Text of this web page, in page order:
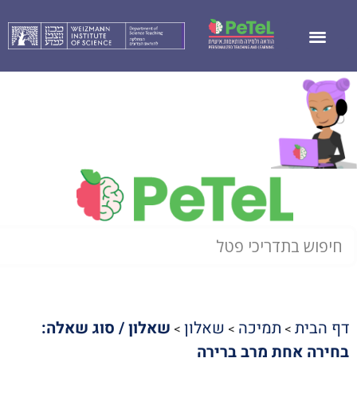
דף הבית>תמיכה>שאלון>שאלון / סוג שאלה:
בחירה אחת מרב ברירה